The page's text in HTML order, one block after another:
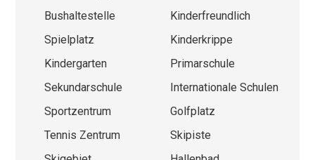
Bushaltestelle
Kinderfreundlich
Spielplatz
Kinderkrippe
Kindergarten
Primarschule
Sekundarschule
Internationale Schulen
Sportzentrum
Golfplatz
Tennis Zentrum
Skipiste